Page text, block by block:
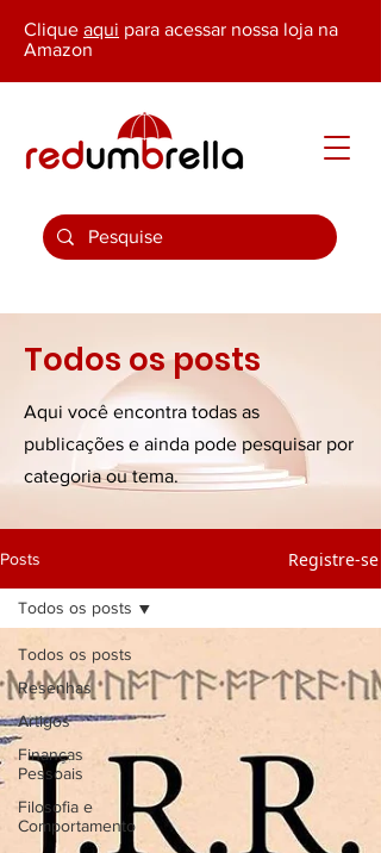
Clique aqui para acessar nossa loja na
Amazon
Todos os posts
Aqui você encontra todas as
publicações e ainda pode pesquisar por
categoria ou tema.
Posts Registre-se
Todos os posts
Resenhas
Artigos
Finanças
Pessoais
Filosofia e
Comportamento
Todos os posts